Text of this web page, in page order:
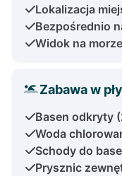
Lokalizacja
Bezpośrednio
Widok na morze
Zabawa w
Basen odkryty
Woda
Schody do
Prysznic